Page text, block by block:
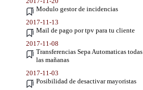
Modulo gestor de incidencias
2017-11-13
Mail de pago por tpv para tu cliente
2017-11-08
Transferencias Sepa Automaticas todas
las mañanas
2017-11-03
Posibilidad de desactivar mayoristas